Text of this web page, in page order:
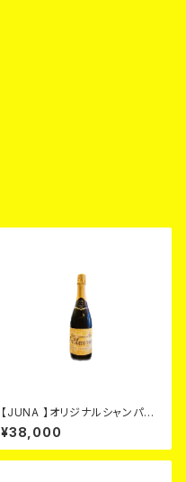
【JUNA 】オリジナルシャンパ
ン ゴールド カード
¥38,000